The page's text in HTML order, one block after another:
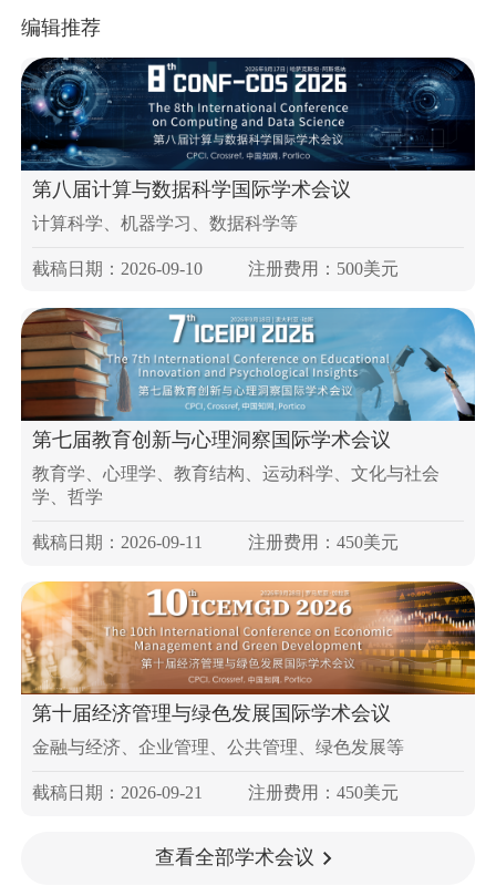
编辑推荐
第八届计算与数据科学国际学术会议
计算科学、机器学习、数据科学等
截稿日期：2026-09-10 注册费用：500美元
第七届教育创新与心理洞察国际学术会议
教育学、心理学、教育结构、运动科学、文化与社会
学、哲学
截稿日期：2026-09-11 注册费用：450美元
第十届经济管理与绿色发展国际学术会议
金融与经济、企业管理、公共管理、绿色发展等
截稿日期：2026-09-21 注册费用：450美元
查看全部学术会议